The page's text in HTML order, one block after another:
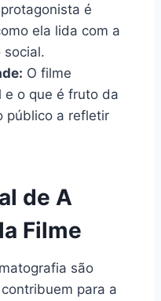
é
ela lida com a
social.
O filme
e o que é fruto da
público a refletir
de A
Filme
são
para a